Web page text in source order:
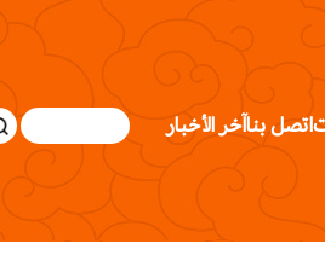
اتصل بناآخر الأخبار